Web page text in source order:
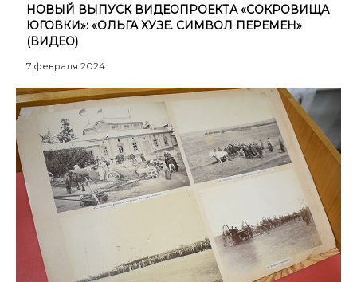
НОВЫЙ ВЫПУСК ВИДЕОПРОЕКТА «СОКРОВИЩА
ЮГОВКИ»: «ОЛЬГА ХУЗЕ. СИМВОЛ ПЕРЕМЕН»
(ВИДЕО)
7 февраля 2024